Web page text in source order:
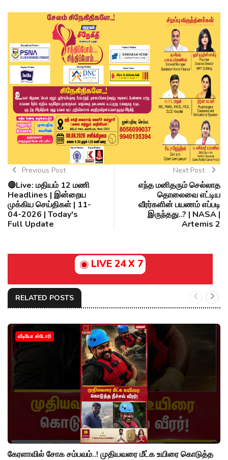
Previous Post
🔴Live: மதியம் 12 மணி
Headlines | இன்றைய
முக்கிய செய்திகள் | 11-
04-2026 | Today's
Full Update
Next Post
எந்த மனிதரும் செல்லாத
தொலைவை எட்டிய
வீரர்களின் பயணம் எப்படி
இருந்தது..? | NASA |
Artemis 2
LIVE 24 X 7
RELATED POSTS
வீடியோ ஸ்டோரி
கேரளாவில் சோக சம்பவம்..! முதியவரை மீட்க உயிரை கொடுத்த